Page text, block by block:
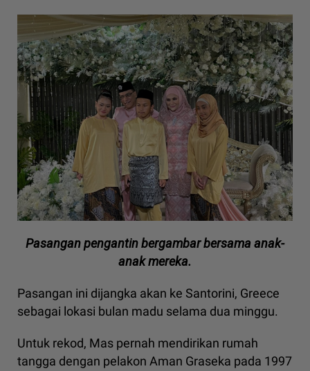
Pasangan pengantin bergambar bersama anak-
anak mereka.
Pasangan ini dijangka akan ke Santorini, Greece
sebagai lokasi bulan madu selama dua minggu.
Untuk rekod, Mas pernah mendirikan rumah
tangga dengan pelakon Aman Graseka pada 1997